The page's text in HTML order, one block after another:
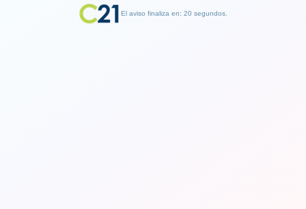
El aviso finaliza en: 19 segundos.